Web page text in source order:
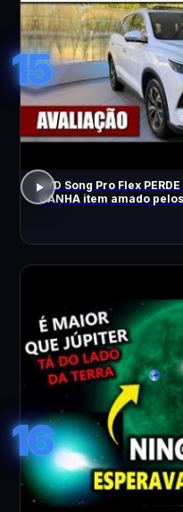
15
BYD Song Pro Flex
GANHA item amado
16